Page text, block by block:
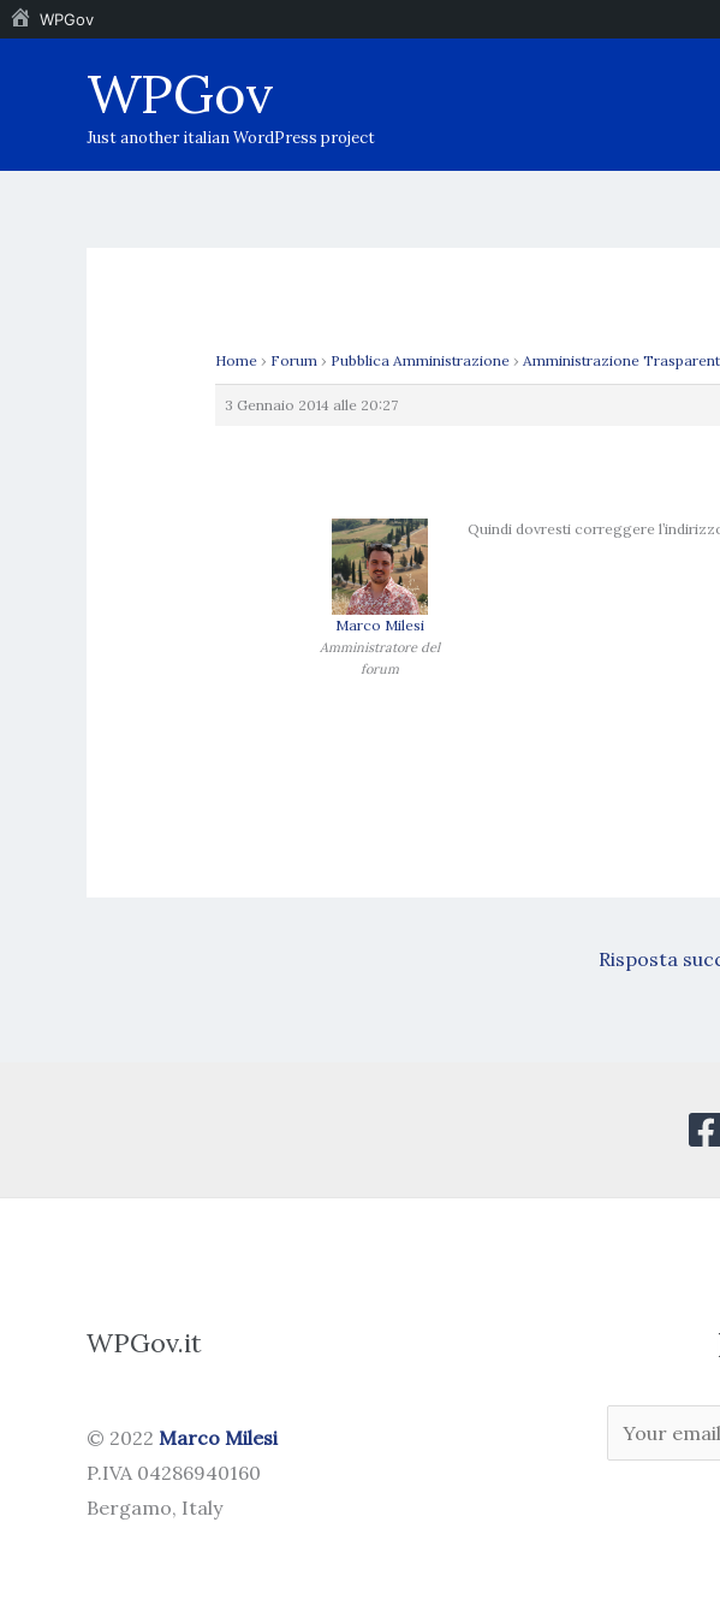
WPGov
WPGov
Just another italian WordPress project
Home › Forum › Pubblica Amministrazione › Amministrazione
3 Gennaio 2014 alle 20:27
Marco Milesi
Amministratore del
forum
Quindi dovresti correggere
Risposta
WPGov.it
© 2022 Marco Milesi
P.IVA 04286940160
Bergamo, Italy